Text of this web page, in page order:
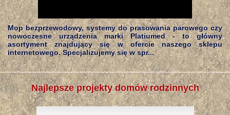
Mop bezprzewodowy, systemy do prasowania parowego czy
nowoczesne urządzenia marki Platiumed - to główny
asortyment znajdujący się w ofercie naszego sklepu
internetowego. Specjalizujemy się w spr...
Najlepsze projekty domów rodzinnych